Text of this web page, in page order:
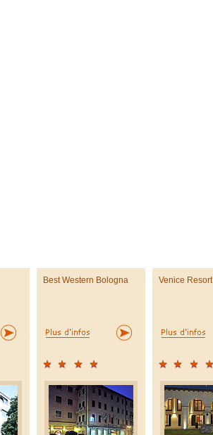
Best Western Bologna Venice Resort